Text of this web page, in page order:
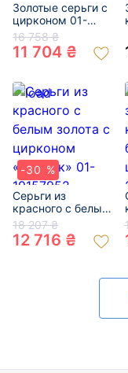
Золотые серьги с
цирконом 01-
200324517
16 758 ₴
11 704 ₴
-30 %
Серьги из
красного с белым
золота с цирконом
«Цветок» 01-
19157952
18 207 ₴
12 716 ₴